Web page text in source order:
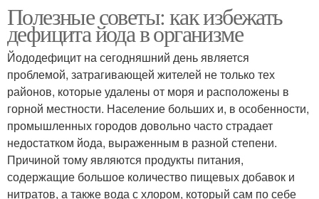
Полезные советы: как избежать
дефицита йода в организме
Йододефицит на сегодняшний день является
проблемой, затрагивающей жителей не только тех
районов, которые удалены от моря и расположены в
горной местности. Население больших и, в особенности,
промышленных городов довольно часто страдает
недостатком йода, выраженным в разной степени.
Причиной тому являются продукты питания,
содержащие большое количество пищевых добавок и
нитратов, а также вода с хлором, который сам по себе